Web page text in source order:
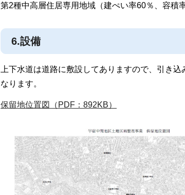
第2種中高層住居専用地域（建ぺい率60％、容積
6.設備
上下水道は道路に敷設してありますので、引き
なります。
保留地位置図（PDF：892KB）